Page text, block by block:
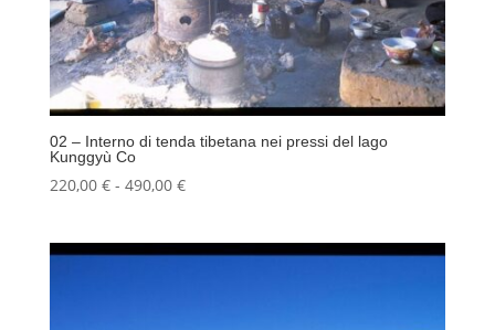
02 – Interno di tenda tibetana nei pressi del lago
Kunggyù Co
220,00 € - 490,00 €Fascia
da